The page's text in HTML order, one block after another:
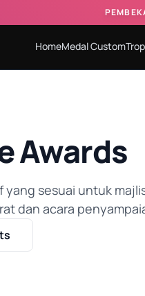
HomeMedal Custom
Awards
yang sesuai untuk
dan acara